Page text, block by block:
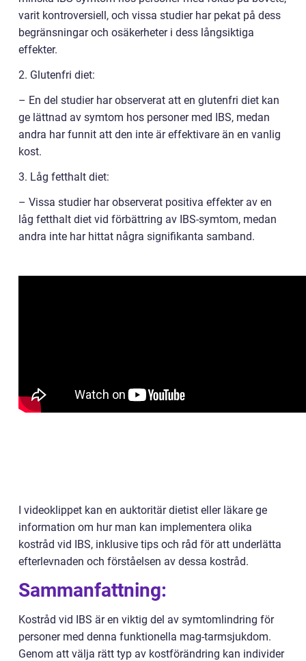
varit kontroversiell, och vissa studier har pekat på dess
begränsningar och osäkerheter i dess långsiktiga
effekter.
2. Glutenfri diet:
– En del studier har observerat att en glutenfri diet kan
ge lättnad av symtom hos personer med IBS, medan
andra har funnit att den inte är effektivare än en vanlig
kost.
3. Låg fetthalt diet:
– Vissa studier har observerat positiva effekter av en
låg fetthalt diet vid förbättring av IBS-symtom, medan
andra inte har hittat några signifikanta samband.
I videoklippet kan en auktoritär dietist eller läkare ge
information om hur man kan implementera olika
kostråd vid IBS, inklusive tips och råd för att underlätta
efterlevnaden och förståelsen av dessa kostråd.
Sammanfattning:
Kostråd vid IBS är en viktig del av symtomlindring för
personer med denna funktionella mag-tarmsjukdom.
Genom att välja rätt typ av kostförändring kan individer